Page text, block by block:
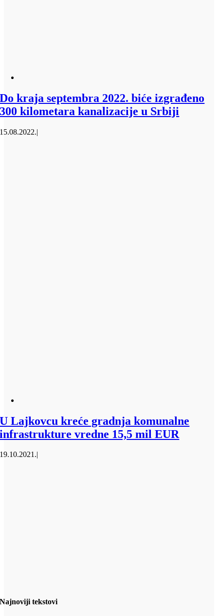
Do kraja septembra 2022. biće izgrađeno
300 kilometara kanalizacije u Srbiji
15.08.2022.|
U Lajkovcu kreće gradnja komunalne
infrastrukture vredne 15,5 mil EUR
19.10.2021.|
Najnoviji tekstovi